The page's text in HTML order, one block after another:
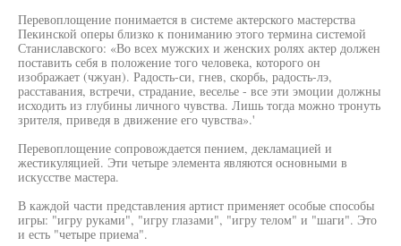
Перевоплощение понимается в системе актерского мастерства
Пекинской оперы близко к пониманию этого термина системой
Станиславского: «Во всех мужских и женских ролях актер должен
поставить себя в положение того человека, которого он
изображает (чжуан). Радость-си, гнев, скорбь, радость-лэ,
расставания, встречи, страдание, веселье - все эти эмоции должны
исходить из глубины личного чувства. Лишь тогда можно тронуть
зрителя, приведя в движение его чувства».'
Перевоплощение сопровождается пением, декламацией и
жестикуляцией. Эти четыре элемента являются основными в
искусстве мастера.
В каждой части представления артист применяет особые способы
игры: "игру руками", "игру глазами", "игру телом" и "шаги". Это
и есть "четыре приема".